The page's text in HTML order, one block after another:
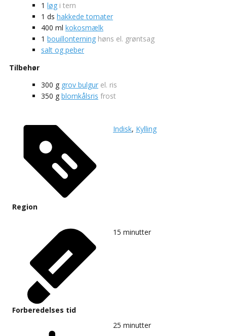
1 løg i tern
1 ds hakkede tomater
400 ml kokosmælk
1 bouillonterning høns el. grøntsag
salt og peber
Tilbehør
300 g grov bulgur el. ris
350 g blomkålsris frost
Region
Indisk, Kylling
Forberedelses tid
15 minutter
25 minutter